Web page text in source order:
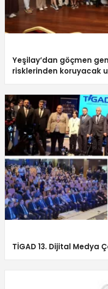
Yeşilay’dan göçmen
risklerinden koruyacak
TİGAD 13. Dijital Medya